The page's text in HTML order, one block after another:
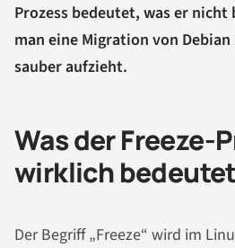
Prozess bedeutet, was er
man eine Migration von
sauber aufzieht.
Was der Freeze-
wirklich bedeutet
Der Begriff „Freeze“ wird im